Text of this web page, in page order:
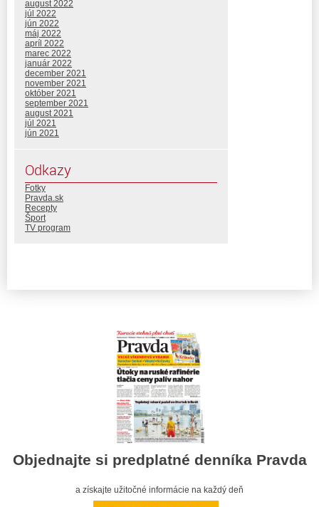
august 2022
júl 2022
jún 2022
máj 2022
apríl 2022
marec 2022
január 2022
december 2021
november 2021
október 2021
september 2021
august 2021
júl 2021
jún 2021
Odkazy
Fotky
Pravda.sk
Recepty
Šport
TV program
Objednajte si predplatné denníka Pravda
a získajte užitočné informácie na každý deň